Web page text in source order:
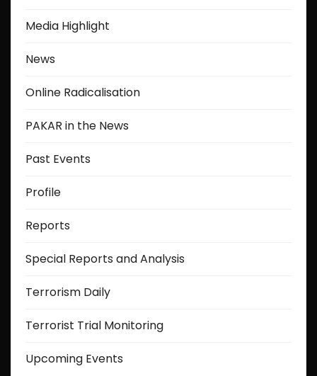
Media Highlight
News
Online Radicalisation
PAKAR in the News
Past Events
Profile
Reports
Special Reports and Analysis
Terrorism Daily
Terrorist Trial Monitoring
Upcoming Events